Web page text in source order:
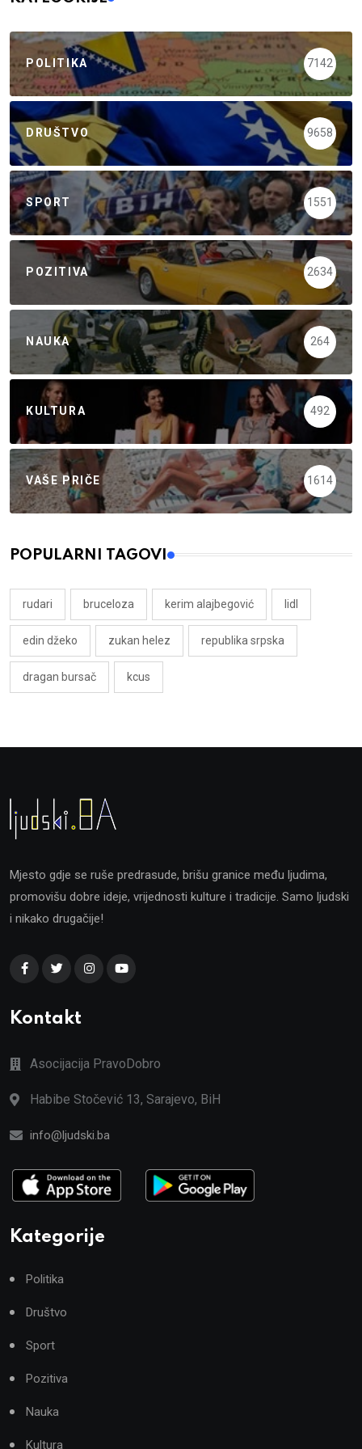
POLITIKA 7142
DRUŠTVO 9658
SPORT 1551
POZITIVA 2634
NAUKA 264
KULTURA 492
VAŠE PRIČE 1614
POPULARNI TAGOVI
rudari bruceloza kerim alajbegović lidl
edin džeko zukan helez republika srpska
dragan bursač kcus
Mjesto gdje se ruše predrasude, brišu granice među ljudima,
promovišu dobre ideje, vrijednosti kulture i tradicije. Samo ljudski
i nikako drugačije!
Kontakt
Asocijacija PravoDobro
Habibe Stočević 13, Sarajevo, BiH
info@ljudski.ba
Kategorije
Politika
Društvo
Sport
Pozitiva
Nauka
Kultura